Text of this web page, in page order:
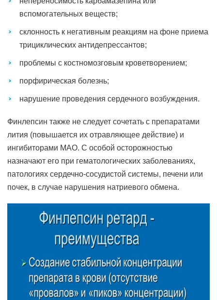
вспомогательных веществ;
склонность к негативным реакциям на фоне приема
трициклических антидепрессантов;
проблемы с костномозговым кроветворением;
порфирическая болезнь;
нарушение проведения сердечного возбуждения.
Финлепсин также не следует сочетать с препаратами
лития (повышается их отравляющее действие) и
ингибиторами МАО. С особой осторожностью
назначают его при гематологических заболеваниях,
патологиях сердечно-сосудистой системы, печени или
почек, в случае нарушения натриевого обмена.